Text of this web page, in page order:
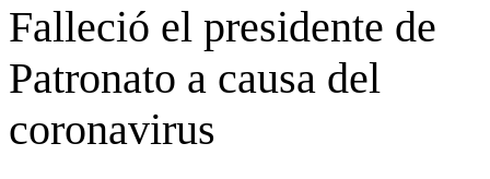
Falleció el presidente de
Patronato a causa del
coronavirus